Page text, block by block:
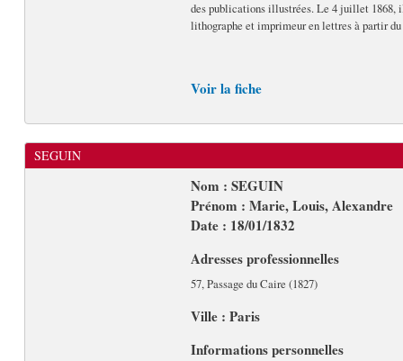
des publications illustrées. Le 4 juillet
lithographe et imprimeur en lettres à partir
Voir la fiche
SEGUIN
Nom : SEGUIN
Prénom : Marie, Louis, Alexandre
Date : 18/01/1832
Adresses professionnelles
57, Passage du Caire (1827)
Ville : Paris
Informations personnelles